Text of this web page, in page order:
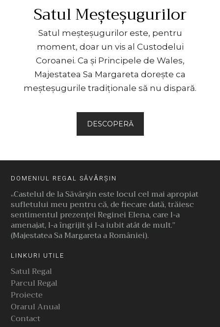
Satul Meșteșugurilor
Satul meșteșugurilor este, pentru
moment, doar un vis al Custodelui
Coroanei. Ca și Principele de Wales,
Majestatea Sa Margareta dorește ca
meșteșugurile tradiționale să nu dispară.
DESCOPERĂ
DOMENIUL REGAL SĂVÂRȘIN
„Castelul de la Săvârşin este locul cel mai apropiat
sufletului meu pentru că, de fiecare dată, trăiesc
sentimentul prezenţei Reginei Elena, care l-a
amenajat, l-a îngrijit şi l-a iubit atât de mult.”
(Majestatea Sa Margareta a României).
LINKURI UTILE
Satul Regal
Parcul Regal
Proiecte
Orarul Anual
Contact